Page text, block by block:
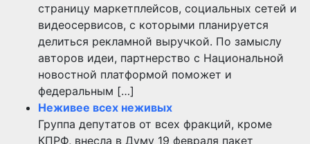
страницу маркетплейсов, социальных сетей и
видеосервисов, с которыми планируется
делиться рекламной выручкой. По замыслу
авторов идеи, партнерство с Национальной
новостной платформой поможет и
федеральным […]
Неживее всех неживых
Группа депутатов от всех фракций, кроме
КПРФ, внесла в Думу 19 февраля пакет